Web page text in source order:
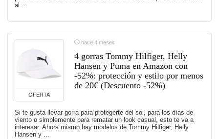
al ...
OFERTA
hace 4 meses
4 gorras Tommy Hilfiger, Helly
Hansen y Puma en Amazon con
-52%: protección y estilo por menos
de 20€ (Descuento -52%)
Si te gusta llevar gorra para protegerte del sol, para los días de
viento o simplemente para rematar un look casual, esto te va a
interesar. Ahora mismo hay modelos de Tommy Hilfiger, Helly
Hansen y ...